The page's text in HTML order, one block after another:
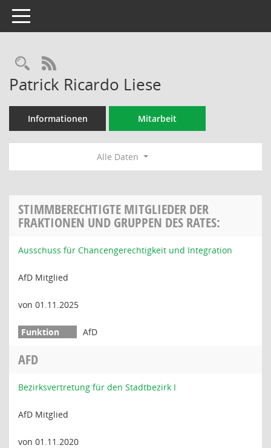
Toggle navigation
Rechercheauswahl
RSS-Feed
Patrick Ricardo Liese
Informationen Mitarbeit
Alle Daten
STIMMBERECHTIGTE MITGLIEDER DER
FRAKTIONEN UND GRUPPEN DES RATES:
Ausschuss für Chancengerechtigkeit und Integration
AfD Mitglied
von 01.11.2025
AfD
AFD
Bezirksvertretung für den Stadtbezirk I
AfD Mitglied
von 01.11.2020